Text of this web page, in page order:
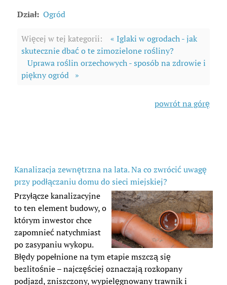
Dział: Ogród
Więcej w tej kategorii:
« Iglaki w ogrodach - jak
skutecznie dbać o te zimozielone rośliny?
Uprawa roślin orzechowych - sposób na zdrowie i
piękny ogród »
powrót na górę
Kanalizacja zewnętrzna na lata. Na co zwrócić uwagę
przy podłączaniu domu do sieci miejskiej?
Przyłącze kanalizacyjne
to ten element budowy, o
którym inwestor chce
zapomnieć natychmiast
po zasypaniu wykopu.
Błędy popełnione na tym etapie mszczą się
bezlitośnie – najczęściej oznaczają rozkopany
podjazd, zniszczony, wypielęgnowany trawnik i